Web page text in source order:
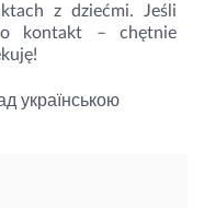
z dziećmi. Jeśli
o kontakt – chętnie
українською